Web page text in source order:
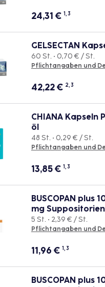
24,31 € 1, 3
GELSECTAN
60 St. • 0,70 € / St.
Pflichtangaben und
42,22€ 2, 3
CHIANA Kapseln
öl
48 St. • 0,29 € / St.
Pflichtangaben und
13,85€ 1, 3
BUSCOPAN plus
mg Suppositorien
5 St. • 2,39 € / St.
Pflichtangaben und
11,96 € 1, 3
BUSCOPAN plus